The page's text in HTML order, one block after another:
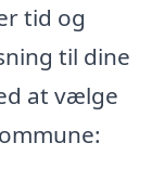
tid og
til dine
at vælge